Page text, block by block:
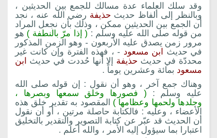
وقد سلك العلماء عدة مسالك للجمع بين الحديثين ،
وبالنظر إلى ألفاظ حديث حذيفة رضي الله عنه ، نجد
أن الجمع بين الحديثين ممكن ، وذلك بأن نجعل المراد
من قوله صلى الله عليه وسلم : ( إذا مرّ بالنطفة ) هو
مرور زمن يصدق عليه الأربعون - وهو الزمن المذكور
في حديث ابن مسعود - ، فهذه الفترة وإن كانت غير
محددّة في حديث حذيفة إلا أنها حُددت في حديث ابن
مسعود بمائة وعشرين يوماً .
وهناك جمع آخر ، وهو أن نقول : إن قوله صلى الله
عليه وسلم : ( فصورها وخلق سمعها وبصرها ،
وجلدها ولحمها وعظامها ) المقصود به تقدير خلق هذه
الأعضاء ، وعليه : فالكتابة حاصلة مرتين ، أو أن نقول
أن الحديث قد عبّر عن كتابة التصوير والتقدير بالتخليق
اعتبارا بما سيؤول إليه الأمر ، والله أعلم .